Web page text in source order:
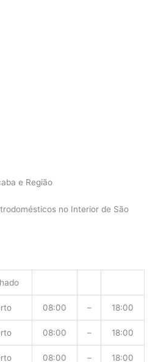
e Região
no Interior de São
08:00 – 18:00
08:00 – 18:00
08:00 – 18:00